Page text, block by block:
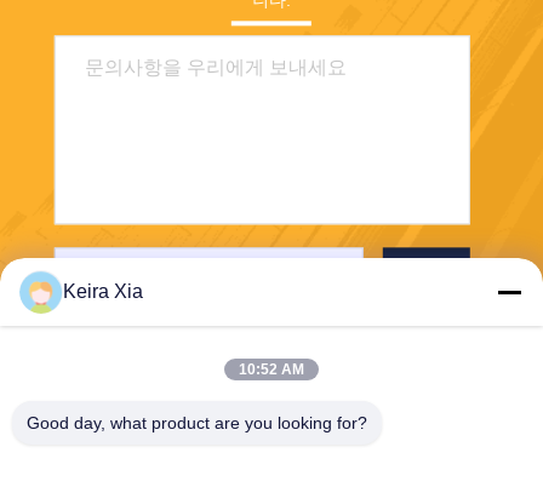
Keira Xia
10:52 AM
Good day, what product are you looking for?